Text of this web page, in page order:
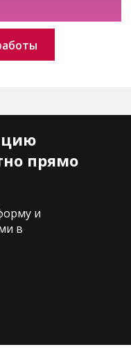
прямо
и
в